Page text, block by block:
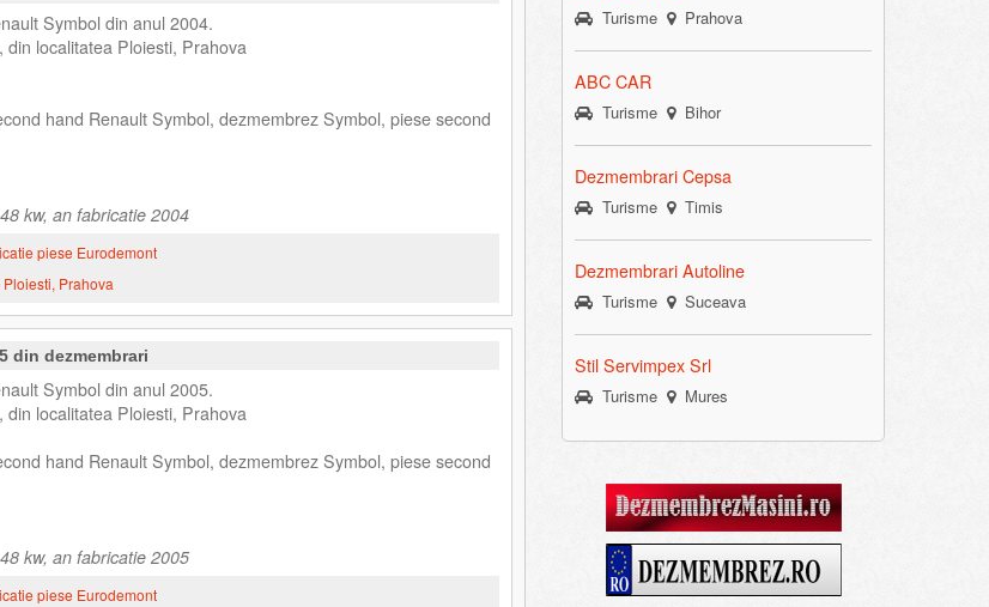
Symbol din anul 2004.
din localitatea Ploiesti, Prahova
hand Renault Symbol, dezmembrez Symbol, piese second
kw, an fabricatie 2004
piese Eurodemont
Prahova
din dezmembrari
Symbol din anul 2005.
din localitatea Ploiesti, Prahova
hand Renault Symbol, dezmembrez Symbol, piese second
kw, an fabricatie 2005
piese Eurodemont
Turisme Prahova
ABC CAR
Turisme Bihor
Dezmembrari Cepsa
Turisme Timis
Dezmembrari Autoline
Turisme Suceava
Stil Servimpex Srl
Turisme Mures